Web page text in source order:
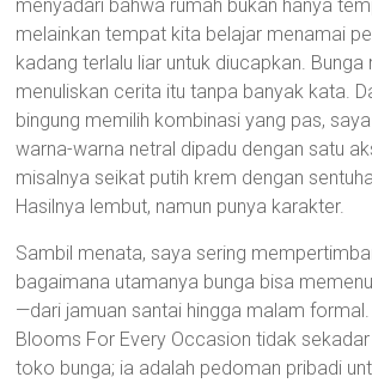
menyadari bahwa rumah bukan hanya
melainkan tempat kita belajar menamai
kadang terlalu liar untuk diucapkan.
menuliskan cerita itu tanpa banyak kata.
bingung memilih kombinasi yang pas,
warna-warna netral dipadu dengan satu
misalnya seikat putih krem dengan
Hasilnya lembut, namun punya karakter.
Sambil menata, saya sering
bagaimana utamanya bunga bisa
—dari jamuan santai hingga malam
Blooms For Every Occasion tidak
toko bunga; ia adalah pedoman pribadi